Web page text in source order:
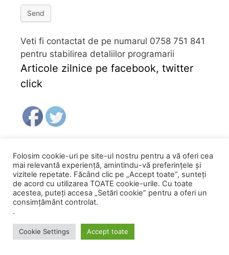
Send
Veti fi contactat de pe numarul 0758 751 841
pentru stabilirea detaliilor programarii
Articole zilnice pe facebook, twitter
click
Arhiva
A
r
Folosim cookie-uri pe site-ul nostru pentru a vă oferi cea
mai relevantă experiență, amintindu-vă preferințele și
vizitele repetate. Făcând clic pe „Accept toate”, sunteți
de acord cu utilizarea TOATE cookie-urile. Cu toate
acestea, puteți accesa „Setări cookie” pentru a oferi un
consimțământ controlat.
.
Cookie Settings Accept toate
PROGRAMARI